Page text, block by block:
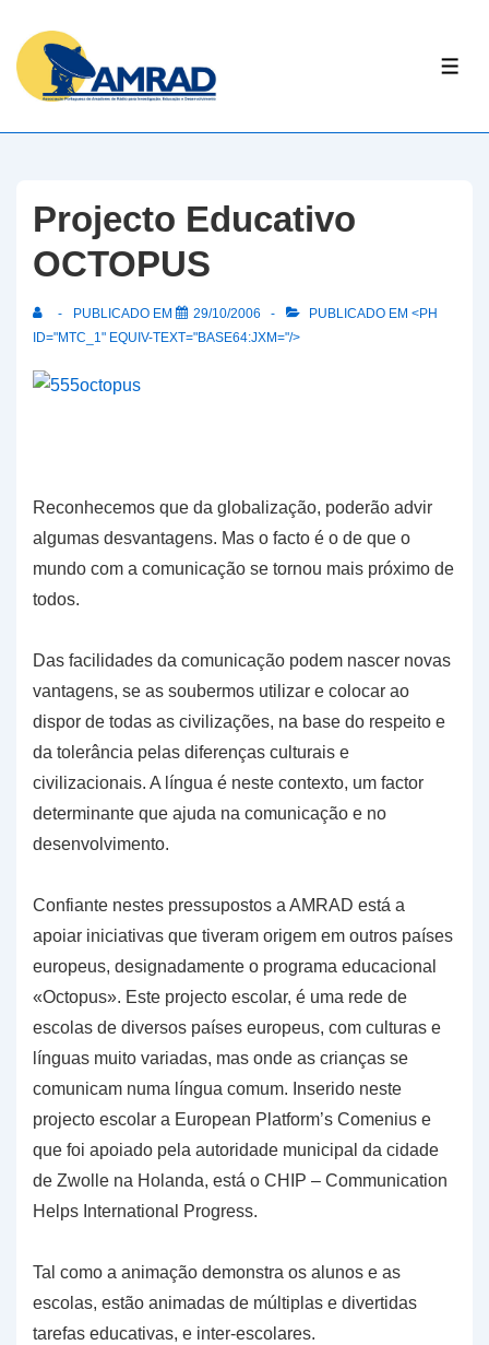
Skip
Content
Projecto Educativo
OCTOPUS
PUBLICADO EM 29/10/2006
PUBLICADO EM <PH
ID="MTC_1" EQUIV-TEXT="BASE64:JXM="/>
Reconhecemos que da globalização, poderão advir
algumas desvantagens. Mas o facto é o de que o
mundo com a comunicação se tornou mais próximo de
todos.
Das facilidades da comunicação podem nascer novas
vantagens, se as soubermos utilizar e colocar ao
dispor de todas as civilizações, na base do respeito e
da tolerância pelas diferenças culturais e
civilizacionais. A língua é neste contexto, um factor
determinante que ajuda na comunicação e no
desenvolvimento.
Confiante nestes pressupostos a AMRAD está a
apoiar iniciativas que tiveram origem em outros países
europeus, designadamente o programa educacional
«Octopus». Este projecto escolar, é uma rede de
escolas de diversos países europeus, com culturas e
línguas muito variadas, mas onde as crianças se
comunicam numa língua comum. Inserido neste
projecto escolar a European Platform’s Comenius e
que foi apoiado pela autoridade municipal da cidade
de Zwolle na Holanda, está o CHIP – Communication
Helps International Progress.
Tal como a animação demonstra os alunos e as
escolas, estão animadas de múltiplas e divertidas
tarefas educativas, e inter-escolares.